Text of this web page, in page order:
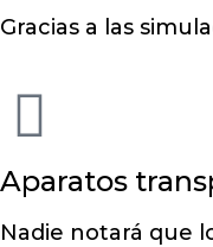
Gracias a las
Aparatos
Nadie notará que